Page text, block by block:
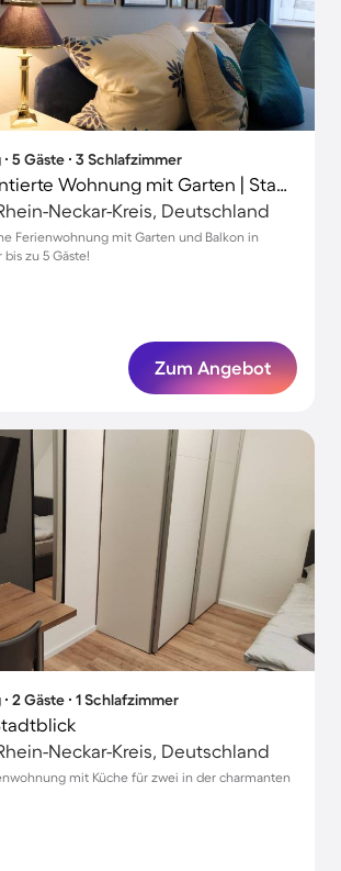
5 Gäste ∙ 3 Schlafzimmer
Familienorientierte Wohnung mit Garten | Stadtblick
Neckar-Kreis, Deutschland
Ferienwohnung mit Garten und Balkon in
zu 5 Gäste!
Zum Angebot
2 Gäste ∙ 1 Schlafzimmer
Neckar-Kreis, Deutschland
mit Küche für zwei in der charmanten